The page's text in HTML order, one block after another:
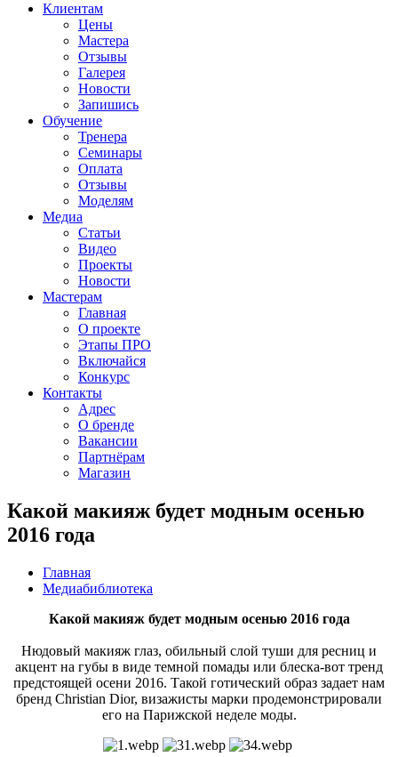
Клиентам
Цены
Мастера
Отзывы
Галерея
Новости
Запишись
Обучение
Тренера
Семинары
Оплата
Отзывы
Моделям
Медиа
Статьи
Видео
Проекты
Новости
Мастерам
Главная
О проекте
Этапы ПРО
Включайся
Конкурс
Контакты
Адрес
О бренде
Вакансии
Партнёрам
Магазин
Какой макияж будет модным осенью
2016 года
Главная
Медиабиблиотека
Какой макияж будет модным осенью 2016 года
Нюдовый макияж глаз, обильный слой туши для ресниц и
акцент на губы в виде темной помады или блеска-вот тренд
предстоящей осени 2016. Такой готический образ задает нам
бренд Christian Dior, визажисты марки продемонстрировали
его на Парижской неделе моды.